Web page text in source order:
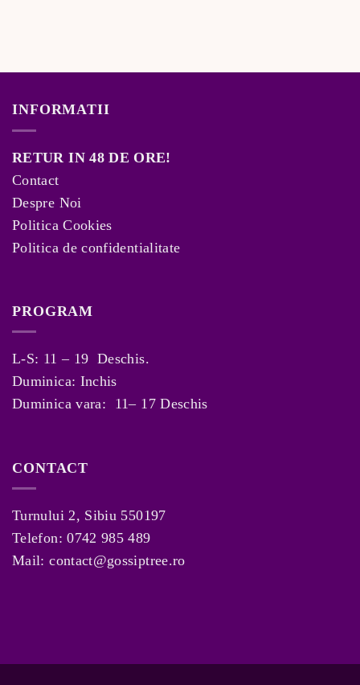
INFORMATII
RETUR IN 48 DE ORE!
Contact
Despre Noi
Politica Cookies
Politica de confidentialitate
PROGRAM
L-S: 11 – 19 Deschis.
Duminica: Inchis
Duminica vara: 11– 17 Deschis
CONTACT
Turnului 2, Sibiu 550197
Telefon:0742 985 489
Mail:contact@gossiptree.ro